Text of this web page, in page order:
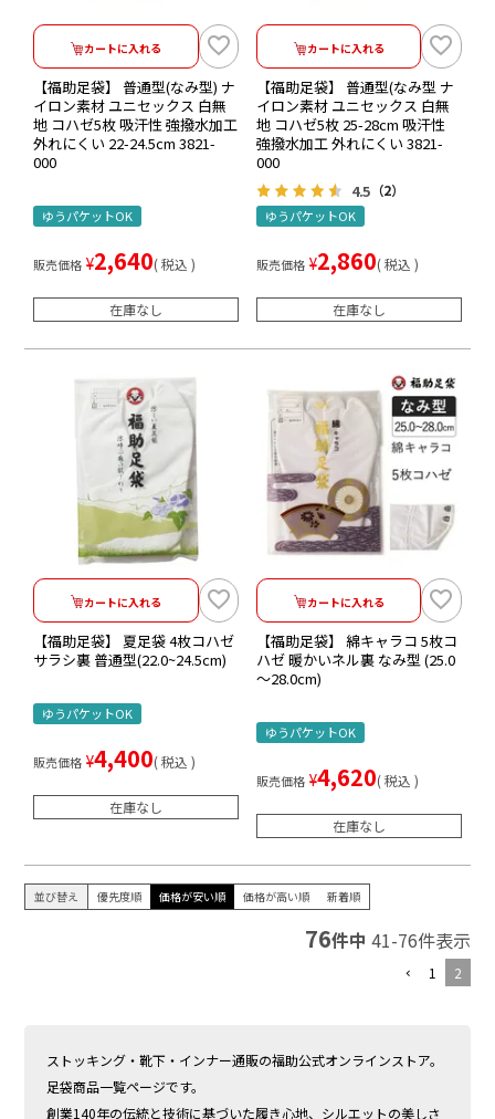
カートに入れる
【福助足袋】 普通型(なみ型) ナ
イロン素材 ユニセックス 白無
地 コハゼ5枚 吸汗性 強撥水加工
外れにくい 22-24.5cm 3821-
000
ゆうパケットOK
販売価格 ¥2,640 税込
在庫なし
カートに入れる
【福助足袋】 普通型(なみ型 ナ
イロン素材 ユニセックス 白無
地 コハゼ5枚 25-28cm 吸汗性
強撥水加工 外れにくい 3821-
000
4.5 （2）
ゆうパケットOK
販売価格 ¥2,860 税込
在庫なし
カートに入れる
【福助足袋】 夏足袋 4枚コハゼ
サラシ裏 普通型(22.0~24.5cm)
ゆうパケットOK
販売価格 ¥4,400 税込
在庫なし
カートに入れる
【福助足袋】 綿キャラコ 5枚コ
ハゼ 暖かいネル裏 なみ型 (25.0
～28.0cm)
ゆうパケットOK
販売価格 ¥4,620 税込
在庫なし
並び替え 優先度順 価格が安い順 価格が高い順 新着順
76件中 41-76件表示
1 2
ストッキング・靴下・インナー通販の福助公式オンラインストア。
足袋商品一覧ページです。
創業140年の伝統と技術に基づいた履き心地、シルエットの美しさ